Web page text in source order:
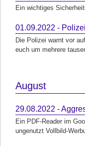
Ein wichtiges
01.09.2022 -
Die Polizei warnt vor
euch um mehrere
August
29.08.2022 -
Ein PDF-Reader im
ungenutzt Vollbild-